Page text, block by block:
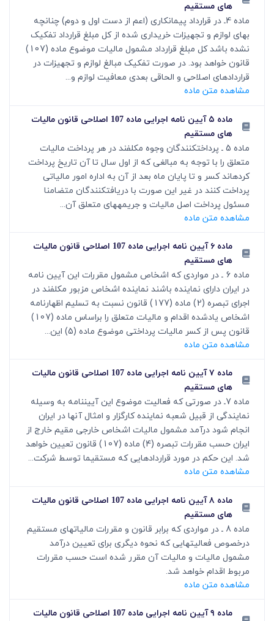
های مستقیم
ماده 4ـ در قرارداد پیمانکاری (اعم از دست اول و دوم) چنانچه
بهای لوازم و تجهیزات خریداری شده از کل مبلغ قرارداد تفکیک
نشده باشد کل مبلغ قرارداد مشمول مالیات موضوع ماده (107)
قانون خواهد بود. در صورت تفکیک مبالغ لوازم و تجهیزات در
قراردادهای اصلاحی و الحاقی بعدی معافیت لوازم و...
مشاهده متن ماده
ماده ۵ آیین نامه اجرایی ماده 107 اصلاحی قانون مالیات
های مستقیم
ماده 5 ـ پرداخت‏کنندگان وجوه مکلفند در هر پرداخت مالیات
متعلق را با توجه به مبالغی که از اول سال تا آن تاریخ پرداخت
کرده‏اند کسر و تا پایان ماه بعد از آن به اداره امور مالیاتی
پرداخت کنند در غیر این صورت با دریافت‏کنندگان متضامنا
مسئول پرداخت اصل مالیات و جریمه‏های متعلق آن...
مشاهده متن ماده
ماده ۶ آیین نامه اجرایی ماده 107 اصلاحی قانون مالیات
های مستقیم
ماده 6 ـ در مواردی که اشخاص مشمول مقررات این آیین نامه
در ایران دارای نماینده باشند نماینده اشخاص مزبور مکلفند در
اجرای تبصره (2) ماده (177) قانون نسبت به تسلیم اظهارنامه
اشخاص یادشده اقدام و مالیات متعلق را براساس ماده (107)
قانون پس از کسر مالیات پرداختی موضوع ماده (5) این...
مشاهده متن ماده
ماده ۷ آیین نامه اجرایی ماده 107 اصلاحی قانون مالیات
های مستقیم
ماده 7ـ در صورتی که فعالیت موضوع این آیین‏نامه به وسیله
نمایندگی از قبیل شعبه نماینده کارگزار و امثال آنها در ایران
انجام شود درآمد مشمول مالیات اشخاص خارجی مقیم خارج از
ایران حسب مقررات تبصره (4) ماده (107) قانون تعیین خواهد
شد. این حکم در مورد قراردادهایی که مستقیما توسط شرکت...
مشاهده متن ماده
ماده ۸ آیین نامه اجرایی ماده 107 اصلاحی قانون مالیات
های مستقیم
ماده 8 ـ در مواردی که برابر قانون و مقررات مالیات‏های مستقیم
درخصوص فعالیت‏هایی که نحوه دیگری برای تعیین درآمد
مشمول مالیات و مالیات آن مقرر شده است حسب مقررات
مربوط اقدام خواهد شد.
مشاهده متن ماده
ماده ۹ آیین نامه اجرایی ماده 107 اصلاحی قانون مالیات